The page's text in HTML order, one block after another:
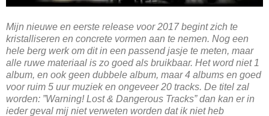
Mijn nieuwe en eerste release voor 2017 begint zich te
kristalliseren en concrete vormen aan te nemen. Nog een
hele berg werk om dit in een passend jasje te meten, maar
alle ruwe materiaal is zo goed als bruikbaar. Het word niet 1
album, en ook geen dubbele album, maar 4 albums en goed
voor ruim 5 uur muziek en ongeveer 20 tracks. De titel zal
worden: ”Warning! Lost & Dangerous Tracks” dan kan er in
ieder geval mij niet verweten worden dat ik niet heb